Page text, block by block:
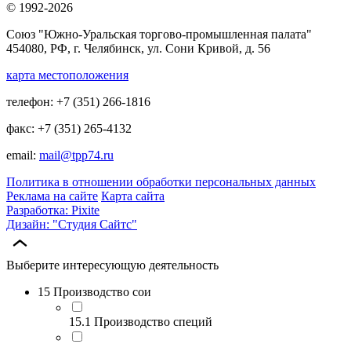
© 1992-2026
Союз "Южно-Уральская торгово-промышленная палата"
454080, РФ, г. Челябинск, ул. Сони Кривой, д. 56
карта местоположения
телефон: +7 (351) 266-1816
факс: +7 (351) 265-4132
email: mail@tpp74.ru
Политика в отношении обработки персональных данных
Реклама на сайте Карта сайта
Разработка: Pixite
Дизайн: "Студия Сайтс"
Выберите интересующую деятельность
15 Производство сои
15.1 Производство специй